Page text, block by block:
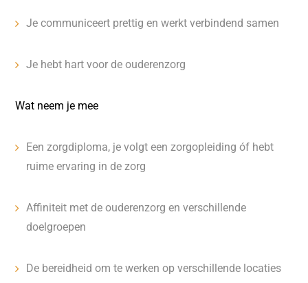
Je communiceert prettig en werkt verbindend samen
Je hebt hart voor de ouderenzorg
Wat neem je mee
Een zorgdiploma, je volgt een zorgopleiding óf hebt
ruime ervaring in de zorg
Affiniteit met de ouderenzorg en verschillende
doelgroepen
De bereidheid om te werken op verschillende locaties